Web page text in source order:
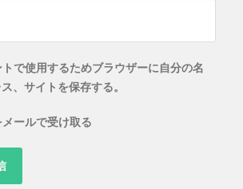
で使用するためブラウザーに自分の名
、サイトを保存する。
ールで受け取る